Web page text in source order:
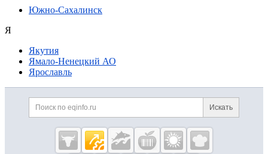
Южно-Сахалинск
Я
Якутия
Ямало-Ненецкий АО
Ярославль
Дополнительная информация
Поиск по сайту и
Искать
Cсылки на полезные проекты